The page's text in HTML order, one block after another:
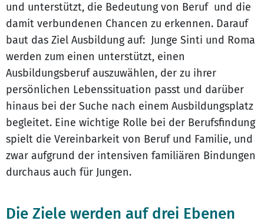
und unterstützt, die Bedeutung von Beruf und die
damit verbundenen Chancen zu erkennen. Darauf
baut das Ziel Ausbildung auf: Junge Sinti und Roma
werden zum einen unterstützt, einen
Ausbildungsberuf auszuwählen, der zu ihrer
persönlichen Lebenssituation passt und darüber
hinaus bei der Suche nach einem Ausbildungsplatz
begleitet. Eine wichtige Rolle bei der Berufsfindung
spielt die Vereinbarkeit von Beruf und Familie, und
zwar aufgrund der intensiven familiären Bindungen
durchaus auch für Jungen.
Die Ziele werden auf drei Ebenen